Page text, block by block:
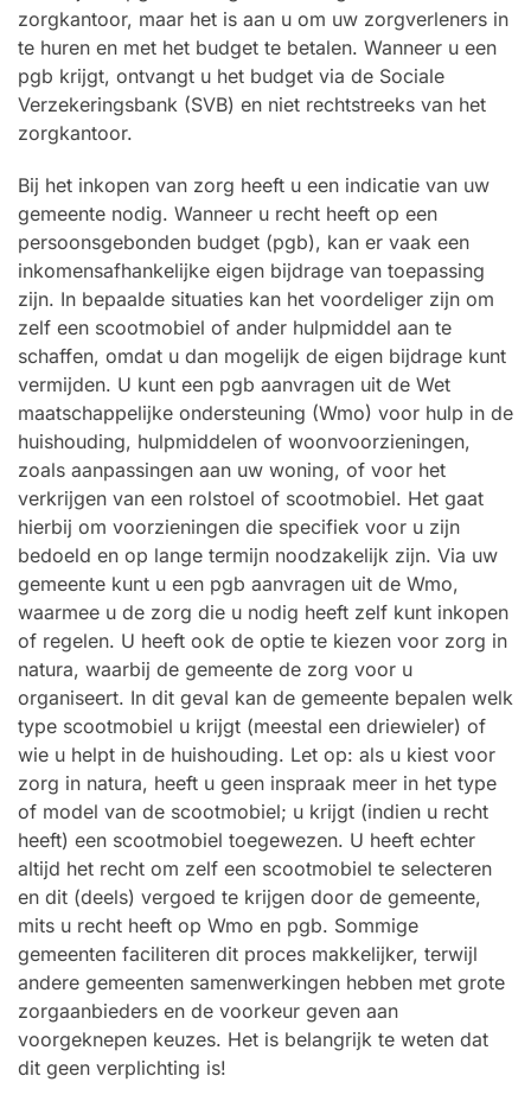
zorgkantoor, maar het is aan u om uw zorgverleners in
te huren en met het budget te betalen. Wanneer u een
pgb krijgt, ontvangt u het budget via de Sociale
Verzekeringsbank (SVB) en niet rechtstreeks van het
zorgkantoor.
Bij het inkopen van zorg heeft u een indicatie van uw
gemeente nodig. Wanneer u recht heeft op een
persoonsgebonden budget (pgb), kan er vaak een
inkomensafhankelijke eigen bijdrage van toepassing
zijn. In bepaalde situaties kan het voordeliger zijn om
zelf een scootmobiel of ander hulpmiddel aan te
schaffen, omdat u dan mogelijk de eigen bijdrage kunt
vermijden. U kunt een pgb aanvragen uit de Wet
maatschappelijke ondersteuning (Wmo) voor hulp in de
huishouding, hulpmiddelen of woonvoorzieningen,
zoals aanpassingen aan uw woning, of voor het
verkrijgen van een rolstoel of scootmobiel. Het gaat
hierbij om voorzieningen die specifiek voor u zijn
bedoeld en op lange termijn noodzakelijk zijn. Via uw
gemeente kunt u een pgb aanvragen uit de Wmo,
waarmee u de zorg die u nodig heeft zelf kunt inkopen
of regelen. U heeft ook de optie te kiezen voor zorg in
natura, waarbij de gemeente de zorg voor u
organiseert. In dit geval kan de gemeente bepalen welk
type scootmobiel u krijgt (meestal een driewieler) of
wie u helpt in de huishouding. Let op: als u kiest voor
zorg in natura, heeft u geen inspraak meer in het type
of model van de scootmobiel; u krijgt (indien u recht
heeft) een scootmobiel toegewezen. U heeft echter
altijd het recht om zelf een scootmobiel te selecteren
en dit (deels) vergoed te krijgen door de gemeente,
mits u recht heeft op Wmo en pgb. Sommige
gemeenten faciliteren dit proces makkelijker, terwijl
andere gemeenten samenwerkingen hebben met grote
zorgaanbieders en de voorkeur geven aan
voorgeknepen keuzes. Het is belangrijk te weten dat
dit geen verplichting is!